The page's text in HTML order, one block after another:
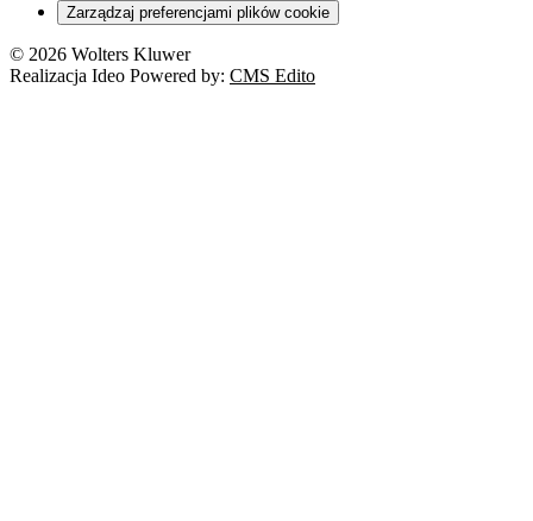
Zarządzaj preferencjami plików cookie
© 2026 Wolters Kluwer
Realizacja Ideo Powered by: CMS Edito